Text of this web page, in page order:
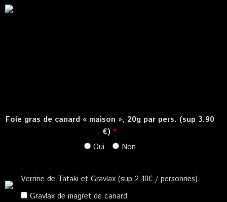
Foie gras de canard « maison », 20g par pers. (sup 3.90
€) *
Oui
Non
Verrine de Tataki et Gravlax (sup 2.10€ / personnes)
Gravlax de magret de canard